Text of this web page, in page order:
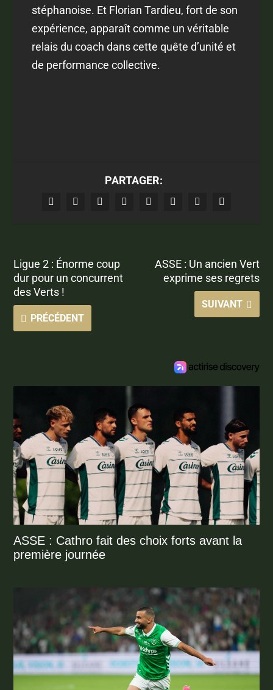
stéphanoise. Et Florian Tardieu, fort de son
expérience, apparaît comme un véritable
relais du coach dans cette quête d’unité et
de performance collective.
PARTAGER:
Ligue 2 : Énorme coup
dur pour un concurrent
des Verts !
PRÉCÉDENT
ASSE : Un ancien Vert
exprime ses regrets
SUIVANT
ASSE : Cathro fait des choix forts avant la
première journée